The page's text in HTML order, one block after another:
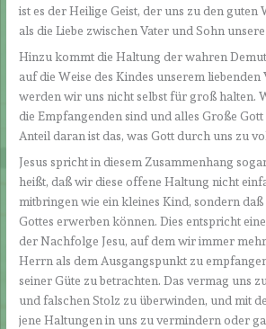
ist es der Heilige Geist, der uns zu den guten
als die Liebe zwischen Vater und Sohn
Hinzu kommt die Haltung der wahren
auf die Weise des Kindes unserem
werden wir uns nicht selbst für groß halten.
die Empfangenden sind und alles Große
Anteil daran ist das, was Gott durch uns zu
Jesus spricht in diesem Zusammenhang
heißt, daß wir diese offene Haltung nicht
mitbringen wie ein kleines Kind, sondern
Gottes erwerben können. Dies entspricht
der Nachfolge Jesu, auf dem wir immer
Herrn als dem Ausgangspunkt zu
seiner Güte zu betrachten. Das vermag uns
und falschen Stolz zu überwinden, und mit
jene Haltungen in uns zu vermindern oder